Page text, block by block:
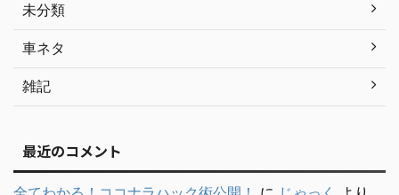
未分類
車ネタ
雑記
最近のコメント